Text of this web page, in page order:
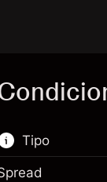
Tipo